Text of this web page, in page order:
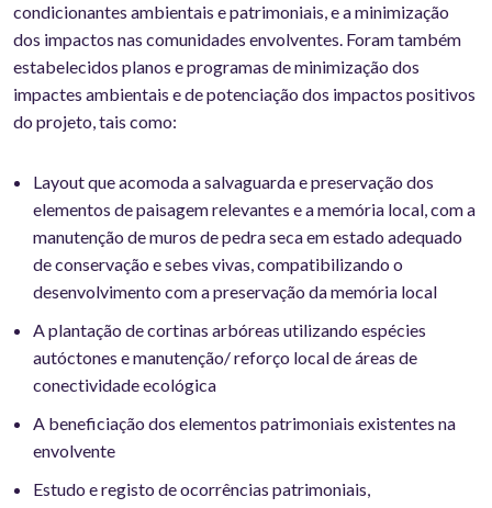
condicionantes ambientais e patrimoniais, e a minimização
dos impactos nas comunidades envolventes. Foram também
estabelecidos planos e programas de minimização dos
impactes ambientais e de potenciação dos impactos positivos
do projeto, tais como:
Layout que acomoda a salvaguarda e preservação dos
elementos de paisagem relevantes e a memória local, com a
manutenção de muros de pedra seca em estado adequado
de conservação e sebes vivas, compatibilizando o
desenvolvimento com a preservação da memória local
A plantação de cortinas arbóreas utilizando espécies
autóctones e manutenção/ reforço local de áreas de
conectividade ecológica
A beneficiação dos elementos patrimoniais existentes na
envolvente
Estudo e registo de ocorrências patrimoniais,